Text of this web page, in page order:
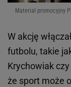
Materiał promocyjny
W akcję
futbolu, takie
Krychowiak
że sport może